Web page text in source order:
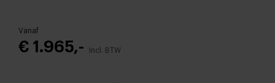
Vanaf
€ 1.965,- Incl. BTW